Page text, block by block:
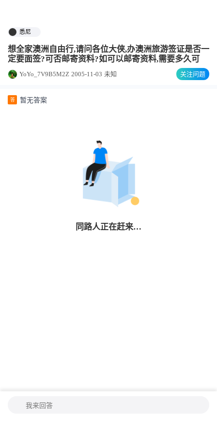
悉尼
想全家澳洲自由行,请问各位大侠,办澳洲旅游签证是否一
定要面签?可否邮寄资料?如可以邮寄资料,需要多久可
YoYo_7V9B5M2Z 2005-11-03 未知 关注问题
答 暂无答案
同路人正在赶来…